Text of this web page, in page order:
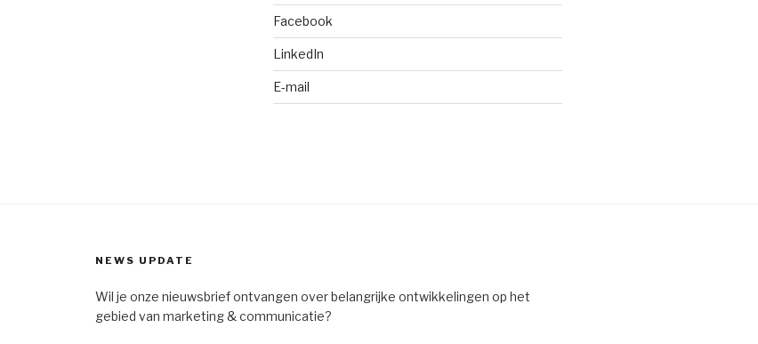
Facebook
LinkedIn
E-mail
NEWS UPDATE
Wil je onze nieuwsbrief ontvangen over belangrijke ontwikkelingen op het
gebied van marketing & communicatie?